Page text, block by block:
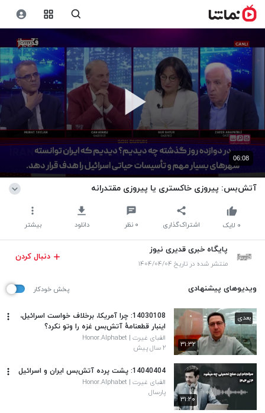
06:08
آتش‌بس: پیروزی خاکستری یا پیروزی مقتدرانه
اشتراک‌گذاری ۰ نظر دانلود بیشتر ۰ لایک
پایگاه خبری قدیری نیوز
منتشر شده در تاریخ ۱۴۰۴/۰۴/۰۴
دنبال کردن
ویدیوهای پیشنهادی پخش خودکار
۳۱:۳۲
بعدی
14030108: چرا آمریکا، برخلاف خواست اسرائیل،
اینبار قطعنامهٔ آتش‌بس غزه را وتو نکرد؟
الفبای غیرت | Honor.Alphabet
۲ سال پیش
۳۱:۲۰
14040404: پشت پرده آتش‌بس ایران و اسرائیل
الفبای غیرت | Honor.Alphabet
پارسال